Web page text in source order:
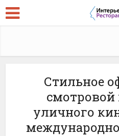
Стильное
уличного